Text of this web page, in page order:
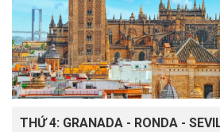
THỨ 4: GRANADA - RONDA -